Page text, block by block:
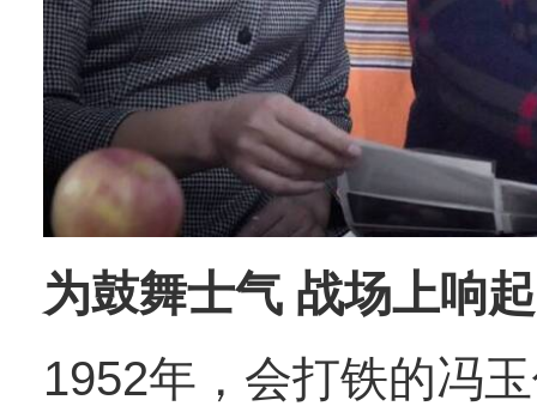
为鼓舞士气 战场上响
1952年，会打铁的冯